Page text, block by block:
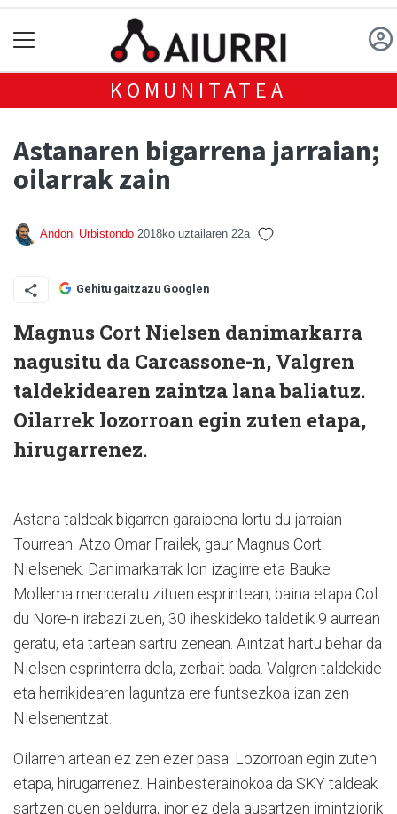
KOMUNITATEA
Astanaren bigarrena jarraian;
oilarrak zain
Andoni Urbistondo 2018ko uztailaren 22a
Gehitu gaitzazu Googlen
Magnus Cort Nielsen danimarkarra
nagusitu da Carcassone-n, Valgren
taldekidearen zaintza lana baliatuz.
Oilarrek lozorroan egin zuten etapa,
hirugarrenez.
Astana taldeak bigarren garaipena lortu du jarraian
Tourrean. Atzo Omar Frailek, gaur Magnus Cort
Nielsenek. Danimarkarrak Ion izagirre eta Bauke
Mollema menderatu zituen esprintean, baina etapa Col
du Nore-n irabazi zuen, 30 iheskideko taldetik 9 aurrean
geratu, eta tartean sartru zenean. Aintzat hartu behar da
Nielsen esprinterra dela, zerbait bada. Valgren taldekide
eta herrikidearen laguntza ere funtsezkoa izan zen
Nielsenentzat.
Oilarren artean ez zen ezer pasa. Lozorroan egin zuten
etapa, hirugarrenez. Hainbesterainokoa da SKY taldeak
sartzen duen beldurra, inor ez dela ausartzen imintziorik